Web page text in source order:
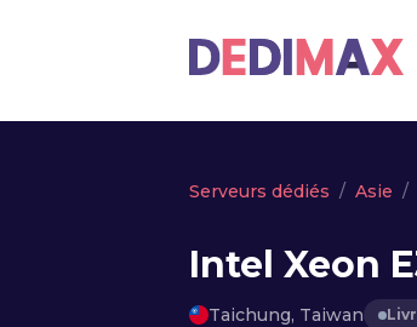
Serveurs dédiés Asie
Intel Xeon
Taichung, Taiwan